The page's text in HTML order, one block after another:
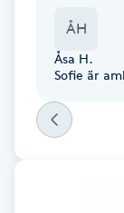
Damklippning
Dermapen
Diamantslipning
E
ÅH
Åsa H.
Sofie är